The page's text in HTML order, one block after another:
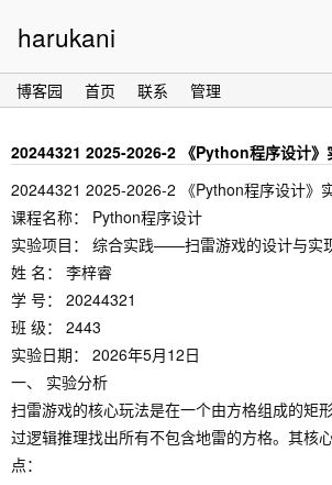
harukani
博客园 首页 联系 管理
20244321 2025-2026-2 《Python程序设计》
20244321 2025-2026-2 《Python程序设计》
课程名称： Python程序设计
实验项目： 综合实践——扫雷游戏的设计与实
姓 名： 李梓睿
学 号： 20244321
班 级： 2443
实验日期： 2026年5月12日
一、 实验分析
扫雷游戏的核心玩法是在一个由方格组成的矩
过逻辑推理找出所有不包含地雷的方格。其核
点：